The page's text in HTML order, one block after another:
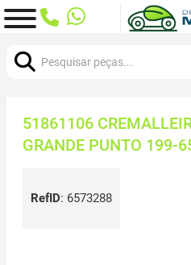
51861106
GRANDE PUNTO 199-
RefID: 6573288